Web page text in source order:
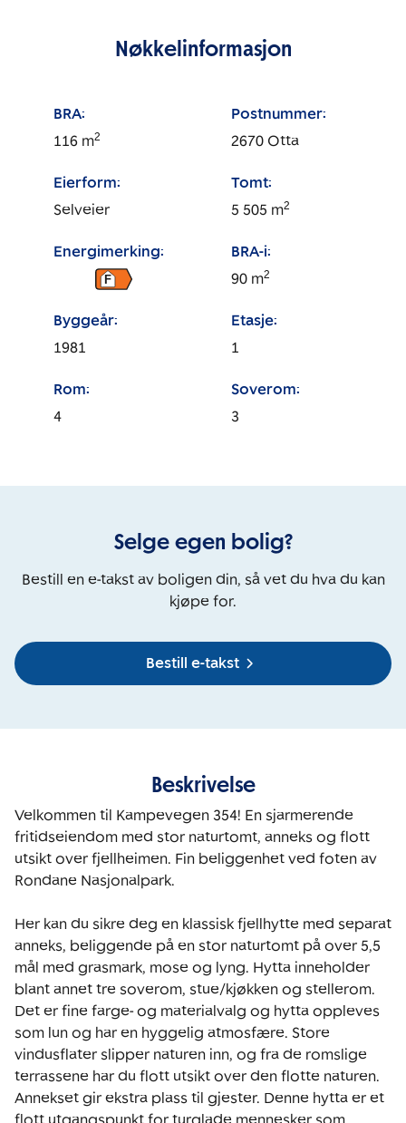
Nøkkelinformasjon
BRA:
116 m2
Postnummer:
2670 Otta
Eierform:
Selveier
Tomt:
5 505 m2
Energimerking:
F
BRA-i:
90 m2
Byggeår:
1981
Etasje:
1
Rom:
4
Soverom:
3
Selge egen bolig?
Bestill en e-takst av boligen din, så vet du hva du kan
kjøpe for.
Bestill e-takst
Beskrivelse
Velkommen til Kampevegen 354! En sjarmerende
fritidseiendom med stor naturtomt, anneks og flott
utsikt over fjellheimen. Fin beliggenhet ved foten av
Rondane Nasjonalpark.
Her kan du sikre deg en klassisk fjellhytte med separat
anneks, beliggende på en stor naturtomt på over 5,5
mål med grasmark, mose og lyng. Hytta inneholder
blant annet tre soverom, stue/kjøkken og stellerom.
Det er fine farge- og materialvalg og hytta oppleves
som lun og har en hyggelig atmosfære. Store
vindusflater slipper naturen inn, og fra de romslige
terrassene har du flott utsikt over den flotte naturen.
Annekset gir ekstra plass til gjester. Denne hytta er et